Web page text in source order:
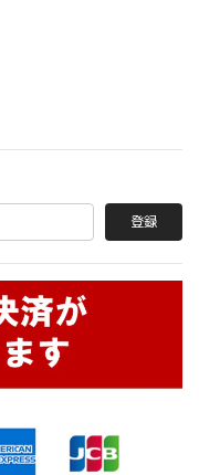
登録